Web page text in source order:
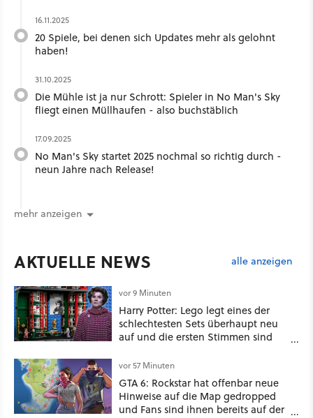
16.11.2025
20 Spiele, bei denen sich Updates mehr als gelohnt
haben!
31.10.2025
Die Mühle ist ja nur Schrott: Spieler in No Man's Sky
fliegt einen Müllhaufen - also buchstäblich
17.09.2025
No Man's Sky startet 2025 nochmal so richtig durch -
neun Jahre nach Release!
mehr anzeigen
AKTUELLE NEWS alle anzeigen
vor 9 Minuten
Harry Potter: Lego legt eines der
schlechtesten Sets überhaupt neu
auf und die ersten Stimmen sind
vor 57 Minuten
GTA 6: Rockstar hat offenbar neue
Hinweise auf die Map gedropped
und Fans sind ihnen bereits auf der